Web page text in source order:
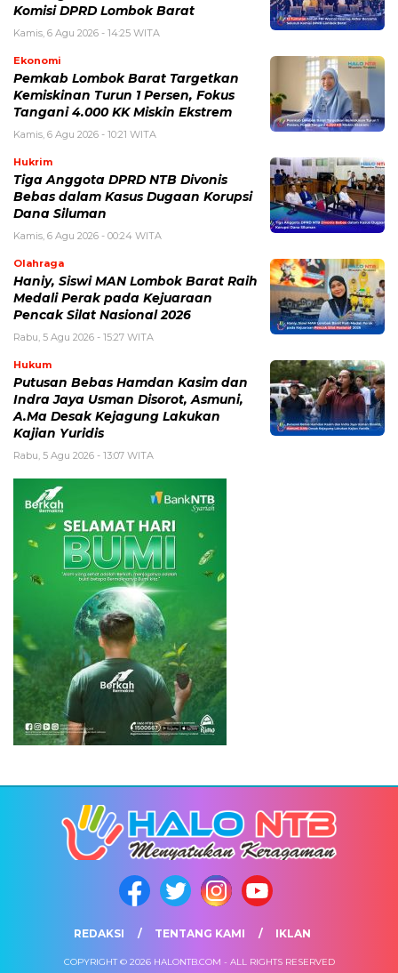
Komisi DPRD Lombok Barat
Kamis, 6 Agu 2026 - 14:25 WITA
Ekonomi
Pemkab Lombok Barat Targetkan
Kemiskinan Turun 1 Persen, Fokus
Tangani 4.000 KK Miskin Ekstrem
Kamis, 6 Agu 2026 - 10:21 WITA
Hukrim
Tiga Anggota DPRD NTB Divonis
Bebas dalam Kasus Dugaan Korupsi
Dana Siluman
Kamis, 6 Agu 2026 - 00:24 WITA
Olahraga
Haniy, Siswi MAN Lombok Barat Raih
Medali Perak pada Kejuaraan
Pencak Silat Nasional 2026
Rabu, 5 Agu 2026 - 15:27 WITA
Hukum
Putusan Bebas Hamdan Kasim dan
Indra Jaya Usman Disorot, Asmuni,
A.Ma Desak Kejagung Lakukan
Kajian Yuridis
Rabu, 5 Agu 2026 - 13:07 WITA
REDAKSI TENTANG KAMI IKLAN
COPYRIGHT © 2026 HALONTB.COM - ALL RIGHTS RESERVED